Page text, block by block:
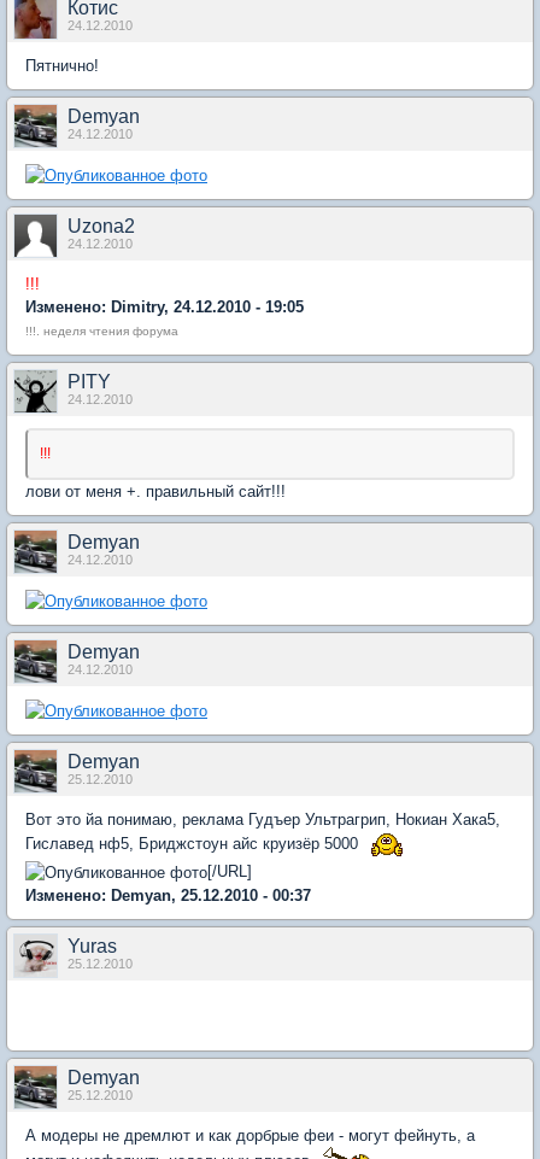
Котис
24.12.2010
Пятнично!
Demyan
24.12.2010
Uzonа2
24.12.2010
!!!
Изменено: Dimitry, 24.12.2010 - 19:05
!!!. неделя чтения форума
PITY
24.12.2010
!!!
лови от меня +. правильный сайт!!!
Demyan
24.12.2010
Demyan
24.12.2010
Demyan
25.12.2010
Вот это йа понимаю, реклама Гудъер Ультрагрип, Нокиан Хака5,
Гиславед нф5, Бриджстоун айс круизёр 5000
[/URL]
Изменено: Demyan, 25.12.2010 - 00:37
Yuras
25.12.2010
Demyan
25.12.2010
А модеры не дремлют и как дорбрые феи - могут фейнуть, а